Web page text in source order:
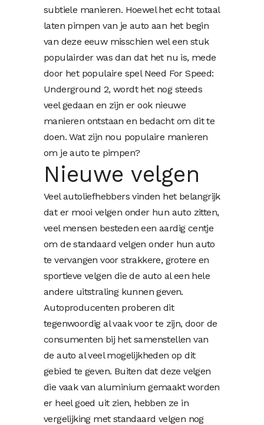
subtiele manieren. Hoewel het echt totaal
laten pimpen van je auto aan het begin
van deze eeuw misschien wel een stuk
populairder was dan dat het nu is, mede
door het populaire spel Need For Speed:
Underground 2, wordt het nog steeds
veel gedaan en zijn er ook nieuwe
manieren ontstaan en bedacht om dit te
doen. Wat zijn nou populaire manieren
om je auto te pimpen?
Nieuwe velgen
Veel autoliefhebbers vinden het belangrijk
dat er mooi velgen onder hun auto zitten,
veel mensen besteden een aardig centje
om de standaard velgen onder hun auto
te vervangen voor strakkere, grotere en
sportieve velgen die de auto al een hele
andere uitstraling kunnen geven.
Autoproducenten proberen dit
tegenwoordig al vaak voor te zijn, door de
consumenten bij het samenstellen van
de auto al veel mogelijkheden op dit
gebied te geven. Buiten dat deze velgen
die vaak van aluminium gemaakt worden
er heel goed uit zien, hebben ze in
vergelijking met standaard velgen nog